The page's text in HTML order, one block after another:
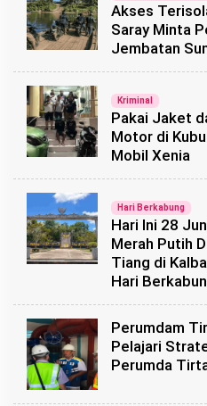
Akses
Saray Minta
Jembatan
Kriminal
Pakai Jaket
Motor di
Mobil Xenia
Hari Berkabung
Hari Ini 28
Merah Putih
Tiang di
Hari
Perumdam
Pelajari
Perumda